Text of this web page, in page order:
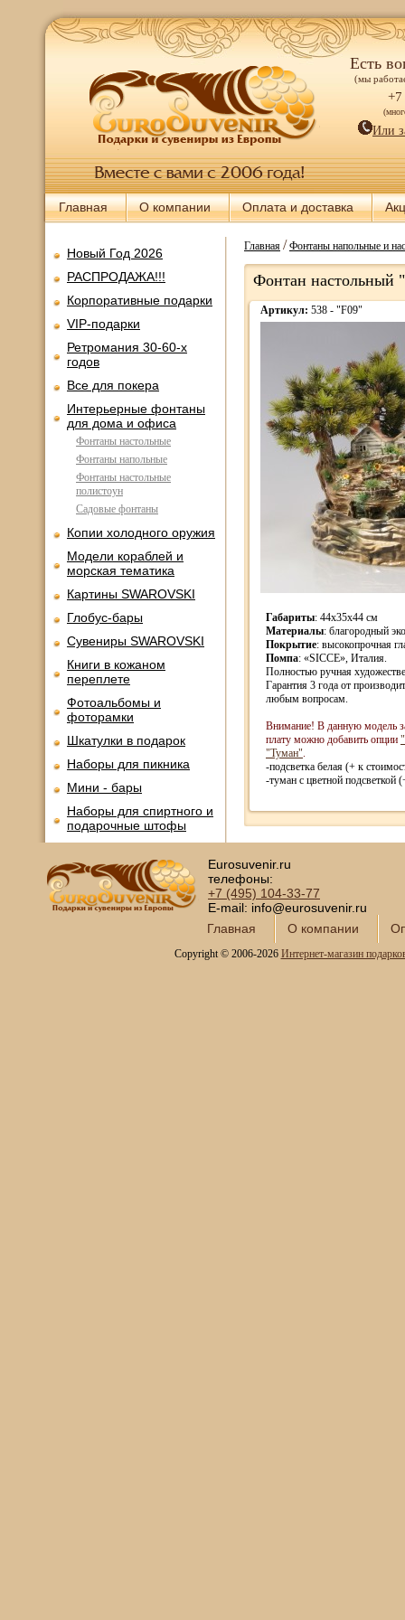
Есть
(мы
+7
Или
Главная О компании Оплата и доставка
Новый Год 2026
РАСПРОДАЖА!!!
Корпоративные подарки
VIP-подарки
Ретромания 30-60-х
годов
Все для покера
Интерьерные фонтаны
для дома и офиса
Фонтаны настольные
Фонтаны напольные
Фонтаны настольные
полистоун
Садовые фонтаны
Копии холодного оружия
Модели кораблей и
морская тематика
Картины SWAROVSKI
Глобус-бары
Сувениры SWAROVSKI
Книги в кожаном
переплете
Фотоальбомы и
фоторамки
Шкатулки в подарок
Наборы для пикника
Мини - бары
Наборы для спиртного и
подарочные штофы
Сервизы чайные
Сундуки ручной работы
Главная/Фонтаны напольные и
Фонтан настольный
Артикул: 538 - "F09"
Габариты: 44x35x44 см
Материалы: благородный
Покрытие: высокопрочная
Помпа: «SICCE», Италия.
Полностью ручная
Гарантия 3 года от
любым вопросам.
Внимание! В данную модель
плату можно добавить опции
"Туман".
-подсветка белая (+ к
-туман с цветной подсветкой
Eurosuvenir.ru
телефоны:
+7 (495) 104-33-77
E-mail: info@eurosuvenir.ru
Главная
О компании
Copyright © 2006-2026 Интернет-магазин